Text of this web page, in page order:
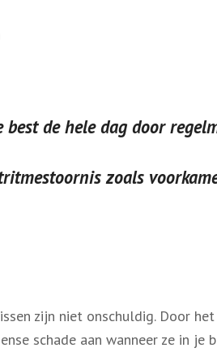
de hele dag door
zoals
zijn niet onschuldig. Door
schade aan wanneer ze in je